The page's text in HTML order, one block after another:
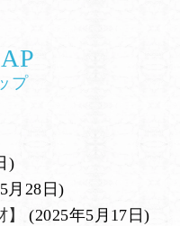
プ
)
月28日)
(2025年5月17日)